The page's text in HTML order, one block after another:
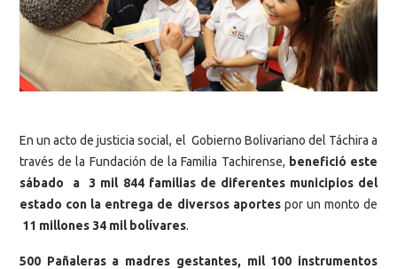
En un acto de justicia social, el Gobierno Bolivariano del Táchira a
través de la Fundación de la Familia Tachirense, benefició este
sábado a 3 mil 844 familias de diferentes municipios del
estado con la entrega de diversos aportespor un monto de
11 millones 34 mil bolívares.
500 Pañaleras a madres gestantes, mil 100 instrumentos